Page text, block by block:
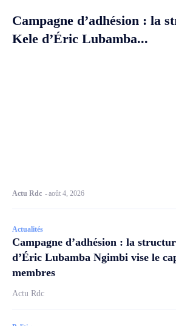
Campagne d’adhésion : la
Kele d’Éric Lubamba...
Actu Rdc -août 4, 2026
Actualités
Campagne d’adhésion : la
d’Éric Lubamba Ngimbi vise le
membres
Actu Rdc